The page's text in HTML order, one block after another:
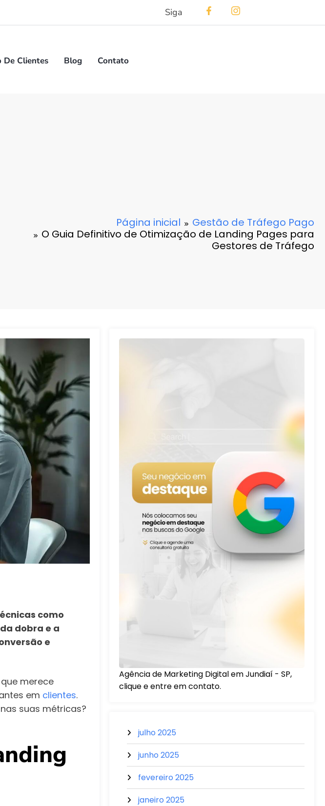
Siga
De Clientes Blog Contato
Página inicial
Gestão de Tráfego Pago
O Guia Definitivo de Otimização de Landing Pages para
Gestores de Tráfego
como
dobra e a
e
merece
em clientes.
suas métricas?
Agência de Marketing Digital em Jundiaí - SP,
clique e entre em contato.
julho 2025
junho 2025
fevereiro 2025
janeiro 2025